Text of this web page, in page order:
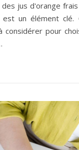
jus d'orange
un élément clé.
considérer pour